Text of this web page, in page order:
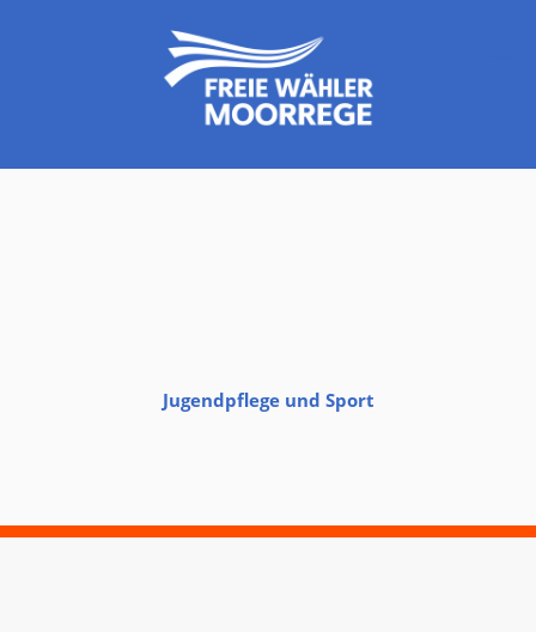
Jugendpflege und Sport